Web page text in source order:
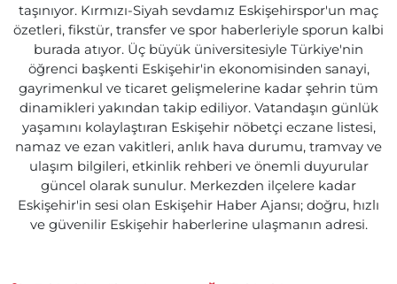
taşınıyor. Kırmızı-Siyah sevdamız Eskişehirspor'un maç
özetleri, fikstür, transfer ve spor haberleriyle sporun kalbi
burada atıyor. Üç büyük üniversitesiyle Türkiye'nin
öğrenci başkenti Eskişehir'in ekonomisinden sanayi,
gayrimenkul ve ticaret gelişmelerine kadar şehrin tüm
dinamikleri yakından takip ediliyor. Vatandaşın günlük
yaşamını kolaylaştıran Eskişehir nöbetçi eczane listesi,
namaz ve ezan vakitleri, anlık hava durumu, tramvay ve
ulaşım bilgileri, etkinlik rehberi ve önemli duyurular
güncel olarak sunulur. Merkezden ilçelere kadar
Eskişehir'in sesi olan Eskişehir Haber Ajansı; doğru, hızlı
ve güvenilir Eskişehir haberlerine ulaşmanın adresi.